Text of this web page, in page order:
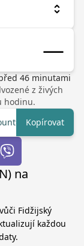
46minutami
z živých
hodinu.
Kopírovat
na
Fidžijský
každou